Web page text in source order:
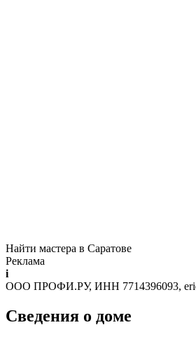
Найти мастера в Саратове
Реклама
i
ООО ПРОФИ.РУ, ИНН 7714396093,
Сведения о доме